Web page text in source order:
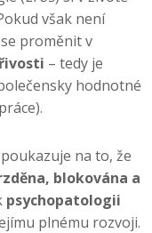
však není
proměnit v
– tedy je
hodnotné
na to, že
blokována a
psychopatologii
plnému rozvoji.